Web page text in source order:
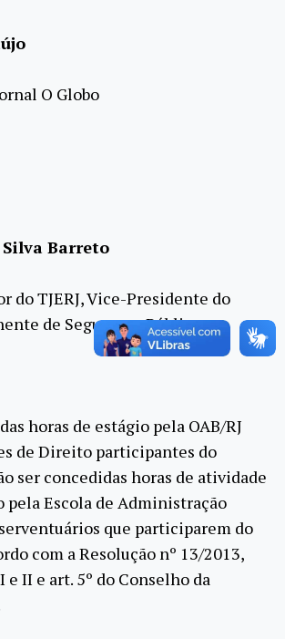
O Globo
Barreto
do TJERJ, Vice-Presidente do
de Segurança Pública
horas de estágio pela OAB/RJ
de Direito participantes do
ser concedidas horas de atividade
pela Escola de Administração
que participarem do
com a Resolução nº 13/2013,
e II e art. 5º do Conselho da